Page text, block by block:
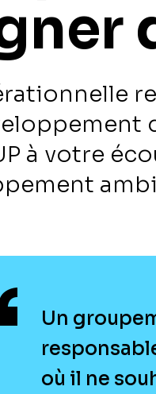
à votre
Un
où il ne